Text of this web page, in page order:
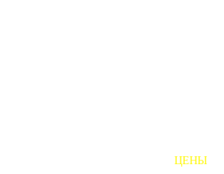
ЦЕНЫ